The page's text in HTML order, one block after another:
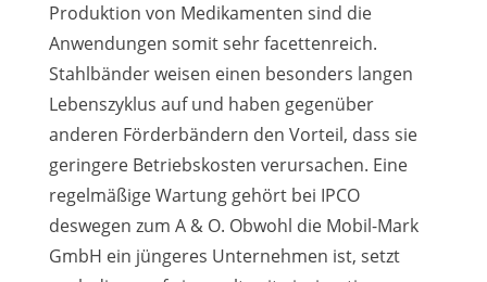
Produktion von Medikamenten sind die
Anwendungen somit sehr facettenreich.
Stahlbänder weisen einen besonders langen
Lebenszyklus auf und haben gegenüber
anderen Förderbändern den Vorteil, dass sie
geringere Betriebskosten verursachen. Eine
regelmäßige Wartung gehört bei IPCO
deswegen zum A & O. Obwohl die Mobil-Mark
GmbH ein jüngeres Unternehmen ist, setzt